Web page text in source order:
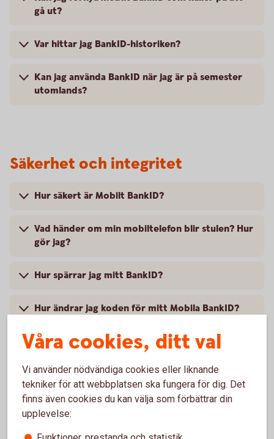
gå ut?
Var hittar jag BankID-historiken?
Kan jag använda BankID när jag är på semester
utomlands?
Säkerhet och integritet
Hur säkert är Mobilt BankID?
Vad händer om min mobiltelefon blir stulen? Hur
gör jag?
Hur spärrar jag mitt BankID?
Hur ändrar jag koden för mitt Mobila BankID?
Vilka personuppgifter behandlas när jag
Touch ID
Våra cookies, ditt val
Vi använder nödvändiga cookies eller liknande
tekniker för att webbplatsen ska fungera för dig. Det
finns även cookies du kan välja som förbättrar din
upplevelse: